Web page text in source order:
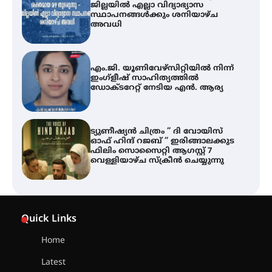
ജില്ലയിൽ എല്ലാ വിദ്യാഭ്യാസ
സ്ഥാപനങ്ങൾക്കും ശനിയാഴ്ച
അവധി
എം.ജി. യൂണിവേഴ്‌സിറ്റിയിൽ നിന്ന്
ഇംഗ്ളീഷ് സാഹിത്യത്തിൽ
ഡോക്ടറേറ്റ് നേടിയ എൻ. ആര്യ
ട്യുണീഷ്യൻ ചിത്രം ” ദി വോയിസ്
ഓഫ് ഹിന്ദ് റജബ് ” ഇരിങ്ങാലക്കുട
ഫിലിം സൊസൈറ്റി ആഗസ്റ്റ് 7
വെള്ളിയാഴ്ച സ്‌ക്രീൻ ചെയ്യുന്നു
Quick Links
Home
Latest